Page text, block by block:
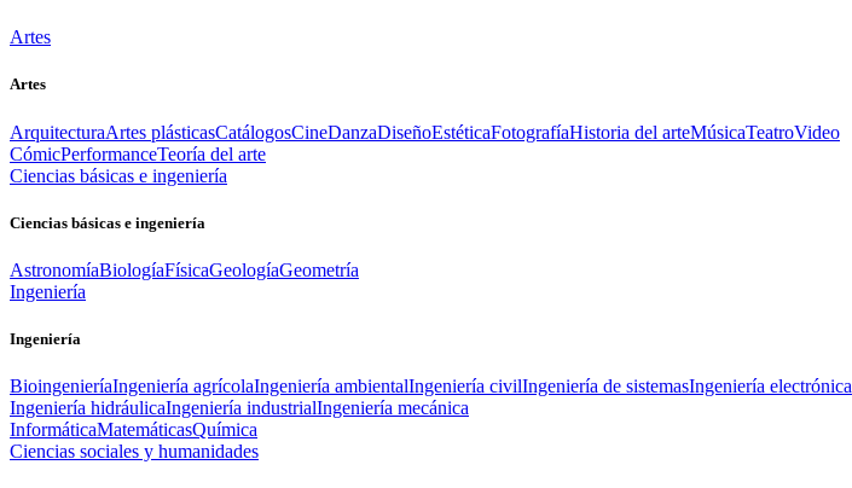
Artes
Artes
ArquitecturaArtes plásticasCatálogosCineDanzaDiseñoEstéticaFotografíaHistoria del arteMúsicaTeatroVideo
CómicPerformanceTeoría del arte
Ciencias básicas e ingeniería
Ciencias básicas e ingeniería
AstronomíaBiologíaFísicaGeologíaGeometría
Ingeniería
Ingeniería
BioingenieríaIngeniería agrícolaIngeniería ambientalIngeniería civilIngeniería de sistemasIngeniería electrónica
Ingeniería hidráulicaIngeniería industrialIngeniería mecánica
InformáticaMatemáticasQuímica
Ciencias sociales y humanidades